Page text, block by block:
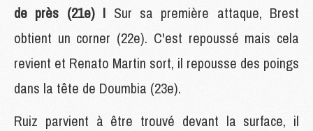
de près (21e) ! Sur sa première attaque, Brest
obtient un corner (22e). C'est repoussé mais cela
revient et Renato Martin sort, il repousse des poings
dans la tête de Doumbia (23e).
Ruiz parvient à être trouvé devant la surface, il